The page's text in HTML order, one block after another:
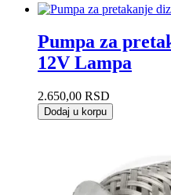
Pumpa za
12V Lampa
2.650,00 RSD
Dodaj u korpu